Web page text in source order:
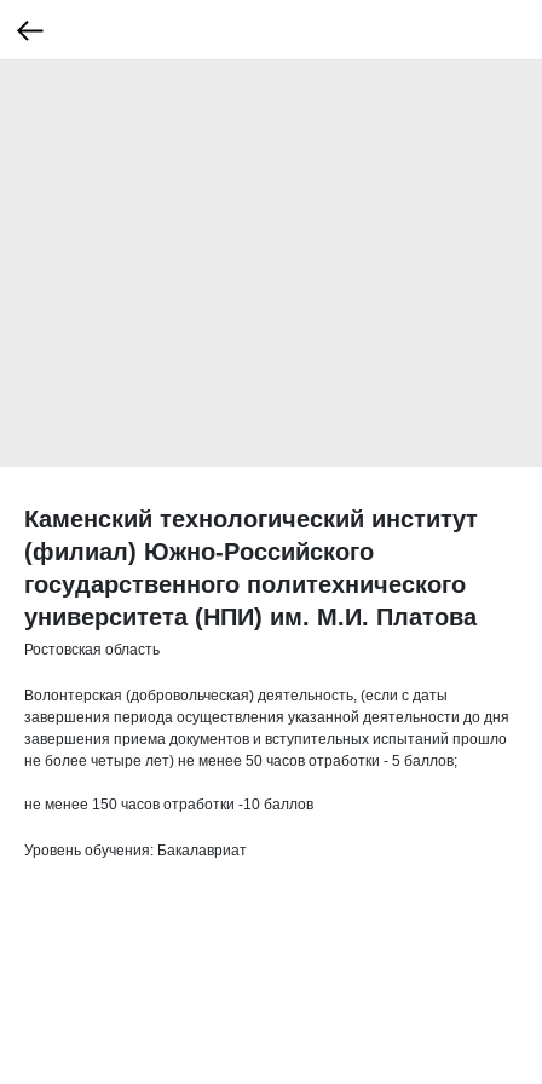
Каменский технологический институт
(филиал) Южно-Российского
государственного политехнического
университета (НПИ) им. М.И. Платова
Ростовская область
Волонтерская (добровольческая) деятельность, (если с даты
завершения периода осуществления указанной деятельности до дня
завершения приема документов и вступительных испытаний прошло
не более четыре лет) не менее 50 часов отработки - 5 баллов;
не менее 150 часов отработки -10 баллов
Уровень обучения: Бакалавриат